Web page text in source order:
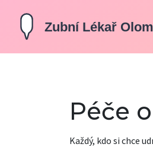
Péče
Každý, kdo si chce